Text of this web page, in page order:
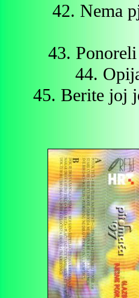
42. Nema
43.
44.
45. Berite joj